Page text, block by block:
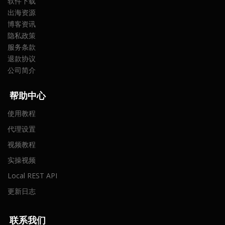
出海资源
博客资讯
隐私政策
服务条款
退款协议
公司简介
帮助中心
使用教程
代理设置
视频教程
实操视频
Local REST API
更新日志
联系我们